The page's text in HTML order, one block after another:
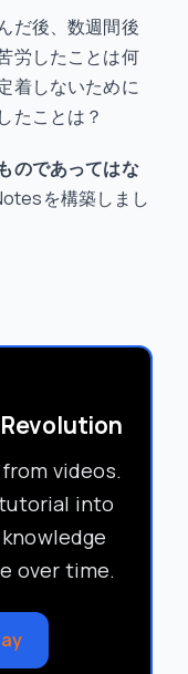
だ後、数週間後
労したことは何
着しないために
たことは？
のであってはな
を構築しまし
videos.
into
over time.